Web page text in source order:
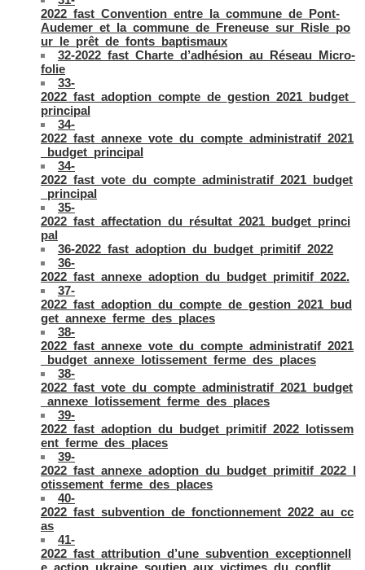
2022_fast_Convention_entre_la_commune_de_Pont-
Audemer_et_la_commune_de_Freneuse_sur_Risle_po
ur_le_prêt_de_fonts_baptismaux
32-2022_fast_Charte_d’adhésion_au_Réseau_Micro-
folie
33-
2022_fast_adoption_compte_de_gestion_2021_budget_
principal
34-
2022_fast_annexe_vote_du_compte_administratif_2021
_budget_principal
34-
2022_fast_vote_du_compte_administratif_2021_budget
_principal
35-
2022_fast_affectation_du_résultat_2021_budget_princi
pal
36-2022_fast_adoption_du_budget_primitif_2022
36-
2022_fast_annexe_adoption_du_budget_primitif_2022.
37-
2022_fast_adoption_du_compte_de_gestion_2021_bud
get_annexe_ferme_des_places
38-
2022_fast_annexe_vote_du_compte_administratif_2021
_budget_annexe_lotissement_ferme_des_places
38-
2022_fast_vote_du_compte_administratif_2021_budget
_annexe_lotissement_ferme_des_places
39-
2022_fast_adoption_du_budget_primitif_2022_lotissem
ent_ferme_des_places
39-
2022_fast_annexe_adoption_du_budget_primitif_2022_l
otissement_ferme_des_places
40-
2022_fast_subvention_de_fonctionnement_2022_au_cc
as
41-
2022_fast_attribution_d’une_subvention_exceptionnell